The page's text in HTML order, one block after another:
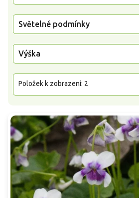
Světelné podmínky
Výška
Položek k zobrazení: 2